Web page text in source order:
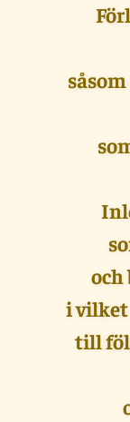
och
i vilket
till